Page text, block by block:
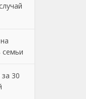
семьи
30